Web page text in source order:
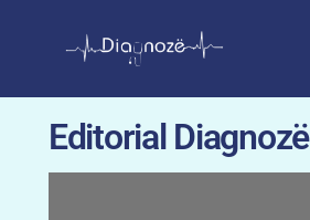
Editorial Diagnozë